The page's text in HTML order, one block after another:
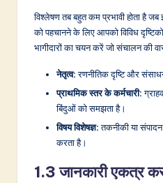
विश्लेषण तब बहुत कम प्रभावी होता है
को पहचानने के लिए आपको विविध
भागीदारों का चयन करें जो संचालन की
नेतृत्व:रणनीतिक दृष्टि और
प्राथमिक स्तर के कर्मचारी:
बिंदुओं को समझता है।
विषय विशेषज्ञ:तकनीकी या
करता है।
1.3 जानकारी एकत्र